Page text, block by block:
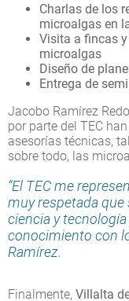
Charlas de los
microalgas en
Visita a fincas
microalgas
Diseño de
Entrega de
Jacobo Ramírez
por parte del TEC
asesorías técnicas,
sobre todo, las
“El TEC me
muy respetada
ciencia y
conocimiento con
Ramírez.
Finalmente, Villalta